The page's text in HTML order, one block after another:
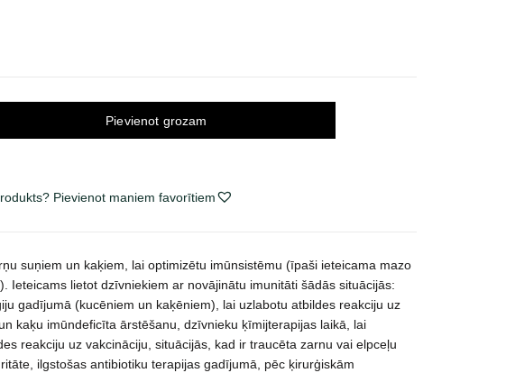
Pievienot grozam
Pievienot maniem favorītiem
suņiem un kaķiem, lai optimizētu imūnsistēmu (īpaši ieteicama mazo
Ieteicams lietot dzīvniekiem ar novājinātu imunitāti šādās situācijās:
gadījumā (kucēniem un kaķēniem), lai uzlabotu atbildes reakciju uz
kaķu imūndeficīta ārstēšanu, dzīvnieku ķīmijterapijas laikā, lai
reakciju uz vakcināciju, situācijās, kad ir traucēta zarnu vai elpceļu
ilgstošas antibiotiku terapijas gadījumā, pēc ķirurģiskām